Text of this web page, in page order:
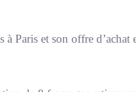
à Paris et son offre